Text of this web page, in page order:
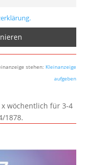
stehen: Kleinanzeige
aufgeben
wöchentlich für 3-4
1878.